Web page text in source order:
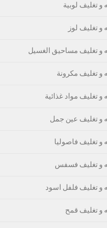
و تغليف لوبية
و تغليف لوز
و تغليف مساحيق الغسيل
و تغليف مكرونة
و تغليف مواد غذائية
و تغليف عين جمل
و تغليف فاصوليا
و تغليف فسفس
و تغليف فلفل اسود
و تغليف قمح